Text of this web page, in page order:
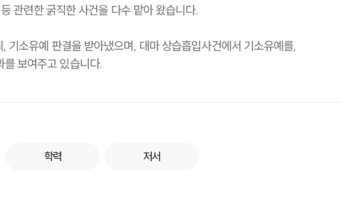
관련한 굵직한 사건을 다수 맡아 왔습니다.
소유예 판결을 받아냈으며, 대마 상습흡입사건에서 기소유예를,
보여주고 있습니다.
학력 저서